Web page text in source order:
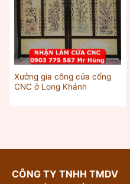
Xưởng gia công cửa cổng
CNC ở Long Khánh
CÔNG TY TNHH TMDV